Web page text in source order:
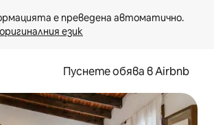
език
Пуснете обява в Airbnb